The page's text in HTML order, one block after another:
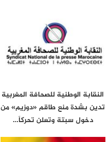
النقابة الوطنية للصحافة المغربية
تدين بشدة منع طاقم «دوزيم» من
دخول سبتة وتعلن تحركاً…